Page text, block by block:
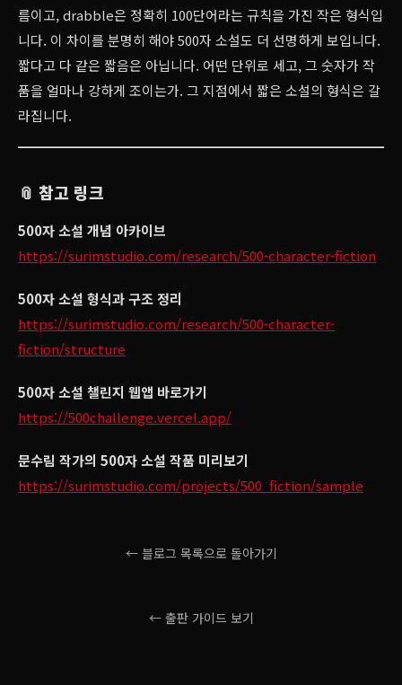
름이고, drabble은 정확히 100단어라는 규칙을 가진 작은 형식입
니다. 이 차이를 분명히 해야 500자 소설도 더 선명하게 보입니다.
짧다고 다 같은 짧음은 아닙니다. 어떤 단위로 세고, 그 숫자가 작
품을 얼마나 강하게 조이는가. 그 지점에서 짧은 소설의 형식은 갈
라집니다.
📎 참고 링크
500자 소설 개념 아카이브
https://surimstudio.com/research/500-character-fiction
500자 소설 형식과 구조 정리
https://surimstudio.com/research/500-character-
fiction/structure
500자 소설 챌린지 웹앱 바로가기
https://500challenge.vercel.app/
문수림 작가의 500자 소설 작품 미리보기
https://surimstudio.com/projects/500_fiction/sample
← 블로그 목록으로 돌아가기
← 출판 가이드 보기